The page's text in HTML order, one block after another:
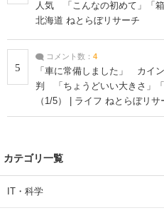
人気 「こんなの初めて」「箱
北海道 ねとらぼリサーチ
5
コメント数： 4
「車に常備しました」 カイ
判 「ちょうどいい大きさ」「
（1/5） | ライフ ねとらぼリサ
カテゴリ一覧
IT・科学